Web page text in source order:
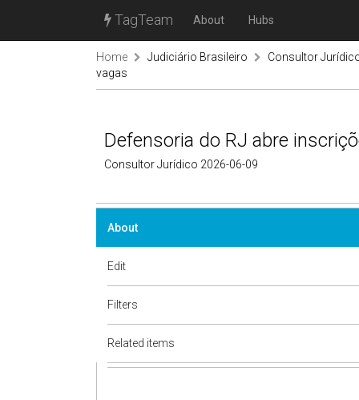
TagTeam About Hubs
Home Judiciário Brasileiro
Consultor
vagas
Defensoria do RJ abre
Consultor Jurídico 2026-06-09
About
Edit
Filters
Related items